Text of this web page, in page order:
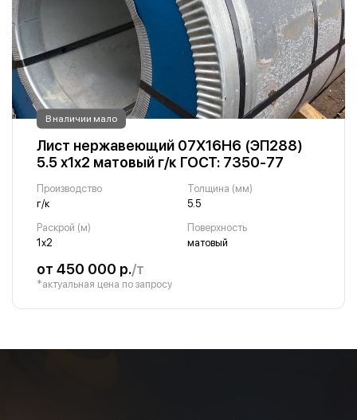
В наличии мало
Лист нержавеющий 07Х16Н6 (ЭП288)
5.5 х1х2 матовый г/к ГОСТ: 7350-77
Производство
г/к
Толщина (мм)
5.5
Раскрой (м)
1х2
Поверхность
матовый
от 450 000 р./т
*актуальная цена по запросу